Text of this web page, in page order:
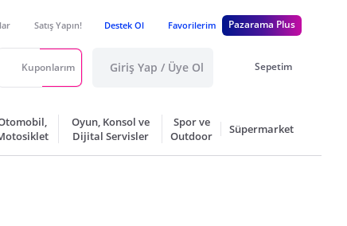
Satış Yapın! Destek Ol Favorilerim Pazarama Plus
Kuponlarım Giriş Yap / Üye Ol Sepetim
Oyun, Konsol ve
Dijital Servisler
Spor ve
Outdoor
Süpermarket